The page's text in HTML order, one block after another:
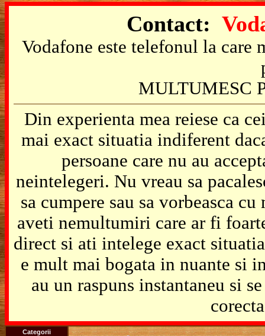
Contact:
Vodafone este telefonul la
MULTUMESC
Din experienta mea reiese ca
mai exact situatia indiferent
persoane care nu au
neintelegeri. Nu vreau sa
sa cumpere sau sa vorbeasca
aveti nemultumiri care ar fi
direct si ati intelege exact
e mult mai bogata in nuante si
au un raspuns instantaneu si
Categorii